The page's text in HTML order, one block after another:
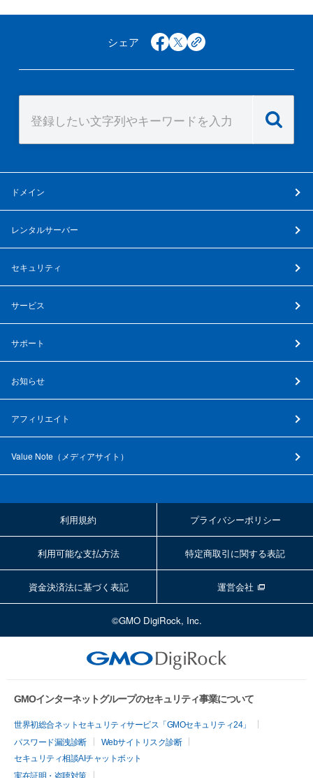
シェア facebook
x copy
ドメイン
レンタルサーバー
セキュリティ
サービス
サポート
お知らせ
アフィリエイト
Value Note（ メディアサイト ）
利用規約 プライバシーポリシー
利用可能な支払方法 特定商取引に関する表記
資金決済法に基づく表記 運営会社
©GMO DigiRock, Inc.
GMOインターネットグループのセキュリティ事業について
世界初総合ネットセキュリティサービス「GMOセキュリティ24」
パスワード漏洩診断
Webサイトリスク診断
セキュリティ相談AIチャットボット
実在証明・盗聴対策